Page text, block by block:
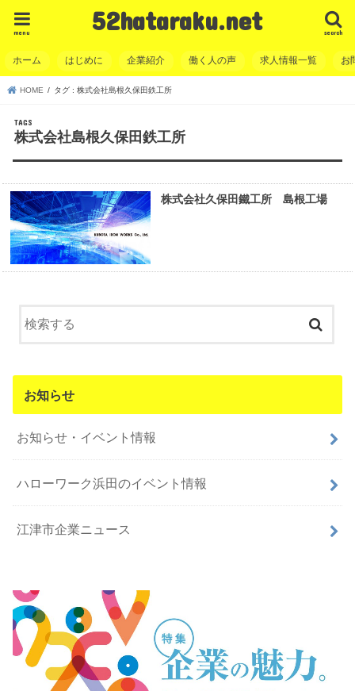
52hataraku.net search
menu
ホーム はじめに 企業紹介 働く人の声 求人情報一覧 お
HOME タグ : 株式会社島根久保田鉄工所
株式会社島根久保田鉄工所
株式会社久保田鐵工所 島根工場
お知らせ
お知らせ・イベント情報
ハローワーク浜田のイベント情報
江津市企業ニュース